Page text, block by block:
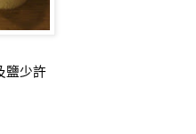
鹽少許